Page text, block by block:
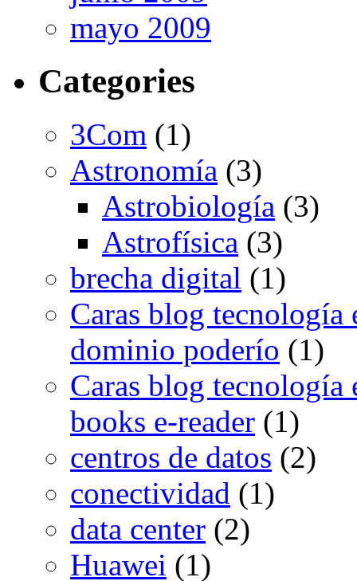
mayo 2009
Categories
3Com (1)
Astronomía (3)
Astrobiología (3)
Astrofísica (3)
brecha digital (1)
Caras blog tecnología
dominio poderío (1)
Caras blog
books e-reader (1)
centros de datos (2)
conectividad (1)
data center (2)
Huawei (1)